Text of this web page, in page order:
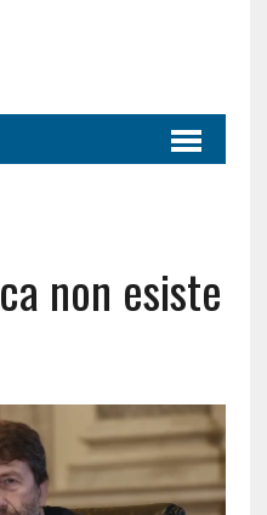
non esiste